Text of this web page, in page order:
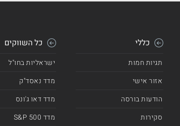
כללי
תגיות חמות
אזור אישי
הודעות בורסה
סקירות
כל השווקים
ישראליות בחו"ל
מדד נאסד"ק
מדד דאו ג'ונס
מדד 500 S&P